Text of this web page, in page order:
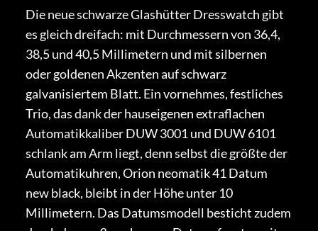
Die neue schwarze Glashütter Dresswatch gibt
es gleich dreifach: mit Durchmessern von 36,4,
38,5 und 40,5 Millimetern und mit silbernen
oder goldenen Akzenten auf schwarz
galvanisiertem Blatt. Ein vornehmes, festliches
Trio, das dank der hauseigenen extraflachen
Automatikkaliber DUW 3001 und DUW 6101
schlank am Arm liegt, denn selbst die größte der
Automatikuhren, Orion neomatik 41 Datum
new black, bleibt in der Höhe unter 10
Millimetern. Das Datumsmodell besticht zudem